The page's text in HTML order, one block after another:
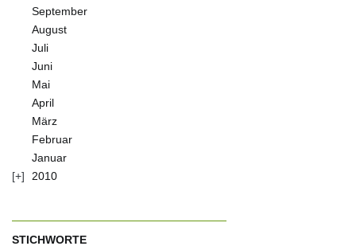
September
August
Juli
Juni
Mai
April
März
Februar
Januar
2010
STICHWORTE